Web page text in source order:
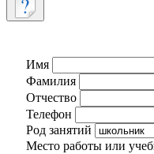
Имя
Фамилия
Отчество
Телефон
Род занятий
Место работы или